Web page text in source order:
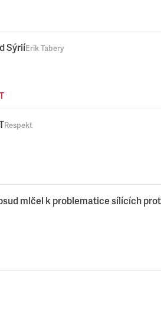
SýriíErik Tabery
Respekt
mlčel k problematice sílících